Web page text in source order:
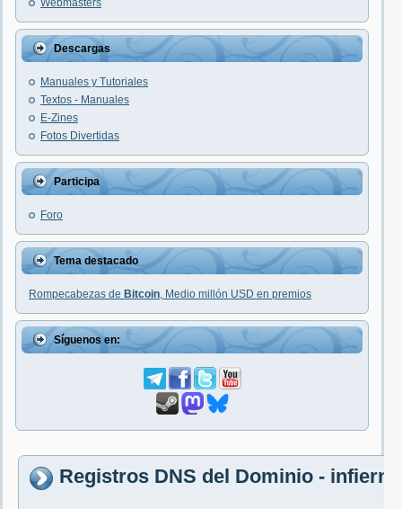
Webmasters
Descargas
Manuales y Tutoriales
Textos - Manuales
E-Zines
Fotos Divertidas
Participa
Foro
Tema destacado
Rompecabezas de Bitcoin, Medio millón USD en premios
Síguenos en:
Registros DNS del Dominio -